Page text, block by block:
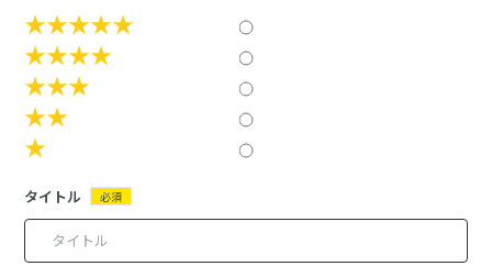
★★★★★
★★★★
★★★
★★
★
タイトル 必須